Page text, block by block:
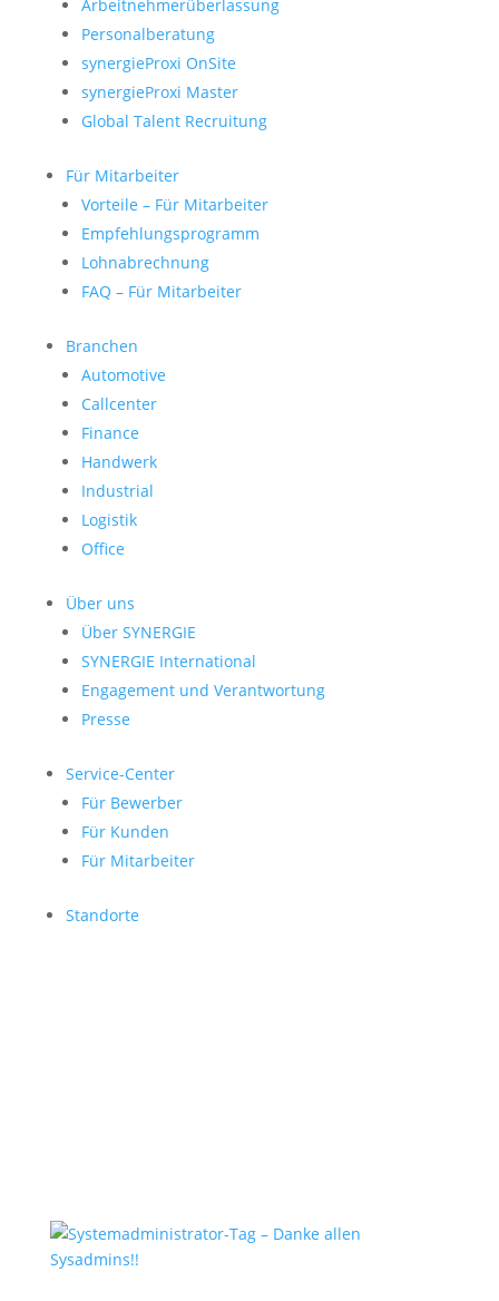
Arbeitnehmerüberlassung
Personalberatung
synergieProxi OnSite
synergieProxi Master
Global Talent Recruitung
Für Mitarbeiter
Vorteile – Für Mitarbeiter
Empfehlungsprogramm
Lohnabrechnung
FAQ – Für Mitarbeiter
Branchen
Automotive
Callcenter
Finance
Handwerk
Industrial
Logistik
Office
Über uns
Über SYNERGIE
SYNERGIE International
Engage­ment und Verantwor­tung
Presse
Service-Center
Für Bewerber
Für Kunden
Für Mitarbeiter
Standorte